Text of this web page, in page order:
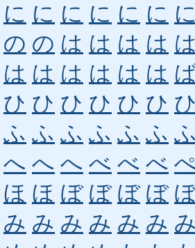
に に に に に に
の の は は は は
は は は は は は
ひ ひ ひ ひ ひ ひ
ふ ふ ふ ふ ふ ふ
へ へ へ べ べ べ
ほ ほ ぼ ぼ ぼ ぼ
み み み み み み